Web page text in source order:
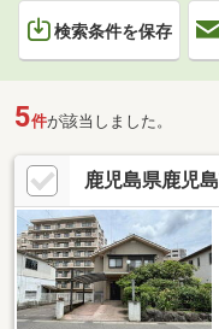
検索条件を保存
5件が該当しました。
鹿児島県鹿児